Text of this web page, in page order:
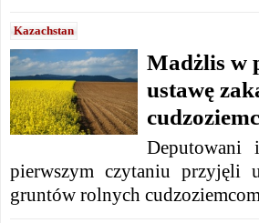
Kazachstan
Madżlis w
ustawę
Deputowani
pierwszym czytaniu przyjęli
gruntów rolnych